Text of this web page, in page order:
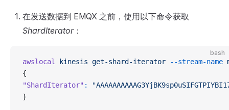
在发送数据到 EMQX 之前，使用以下命令获取
ShardIterator：
bash
awslocal kinesis get-shard-iterator --stream-name
{
"ShardIterator" :
}